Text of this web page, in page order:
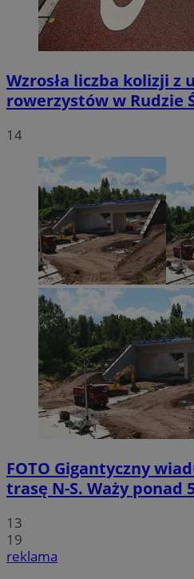
Wzrosła liczba kolizji z
rowerzystów w Rudzie
14
FOTO Gigantyczny
trasę N-S. Waży ponad
13
19
reklama